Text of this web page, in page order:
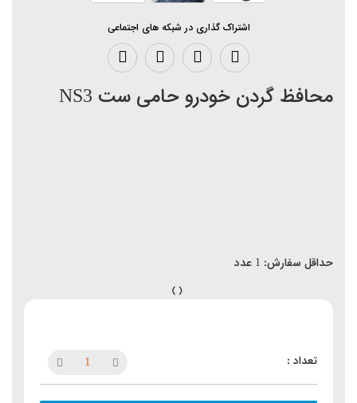
اشتراک گذاری در شبکه های اجتماعی
محافظ گردن خودرو حامی ست NS3
حداقل سفارش: 1 عدد